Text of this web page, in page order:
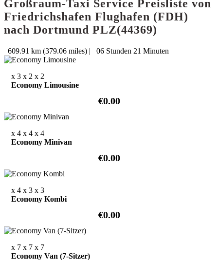
Großraum-Taxi Service Preisliste von
Friedrichshafen Flughafen (FDH)
nach Dortmund PLZ(44369)
609.91 km (379.06 miles) | 06 Stunden 21 Minuten
x 3 x 2 x 2
Economy Limousine
€0.00
x 4 x 4 x 4
Economy Minivan
€0.00
x 4 x 3 x 3
Economy Kombi
€0.00
x 7 x 7 x 7
Economy Van (7-Sitzer)